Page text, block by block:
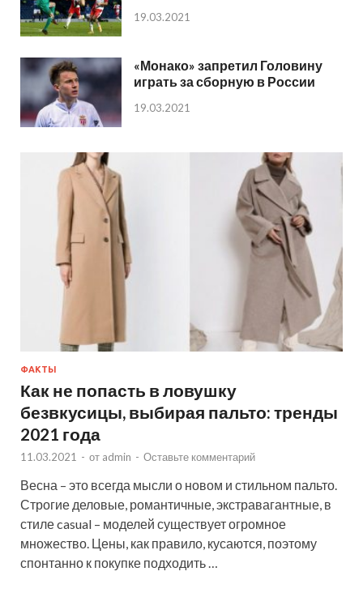
19.03.2021
«Монако» запретил Головину
играть за сборную в России
19.03.2021
ФАКТЫ
Как не попасть в ловушку
безвкусицы, выбирая пальто: тренды
2021 года
11.03.2021 - от admin - Оставьте комментарий
Весна – это всегда мысли о новом и стильном пальто.
Строгие деловые, романтичные, экстравагантные, в
стиле casual – моделей существует огромное
множество. Цены, как правило, кусаются, поэтому
спонтанно к покупке подходить …